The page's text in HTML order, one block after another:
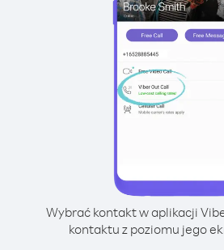
Wybrać kontakt w aplikacji
kontaktu z poziomu jego